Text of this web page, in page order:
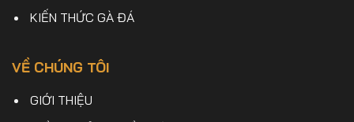
KIẾN THỨC GÀ ĐÁ
VỀ CHÚNG TÔI
GIỚI THIỆU